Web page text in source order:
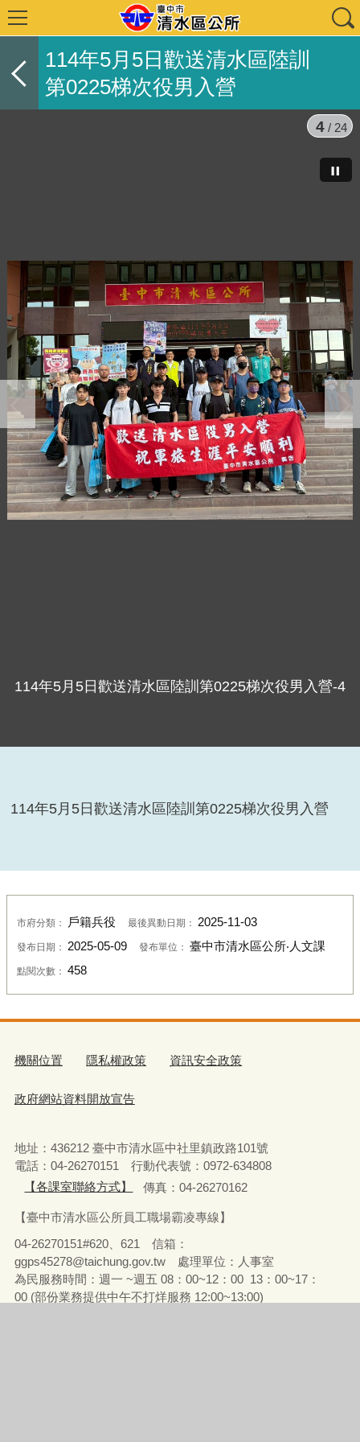
114年5月5日歡送清水區陸訓
第0225梯次役男入營
114年5月5日歡送清水區陸訓第0225梯次役男入營-4
4 / 24
114年5月5日歡送清水區陸訓第0225梯次役男入營
市府分類： 戶籍兵役 最後異動日期： 2025-11-03
發布日期： 2025-05-09 發布單位： 臺中市清水區公所‧人文課
點閱次數： 458
機關位置 隱私權政策 資訊安全政策
政府網站資料開放宣告
地址：436212 臺中市清水區中社里鎮政路101號
電話：04-26270151 行動代表號：0972-634808
【各課室聯絡方式】
傳真：04-26270162
【臺中市清水區公所員工職場霸凌專線】
04-26270151#620、621 信箱：
ggps45278@taichung.gov.tw 處理單位：人事室
為民服務時間：週一 ~週五 08：00~12：00 13：00~17：
00 (部份業務提供中午不打烊服務 12:00~13:00)